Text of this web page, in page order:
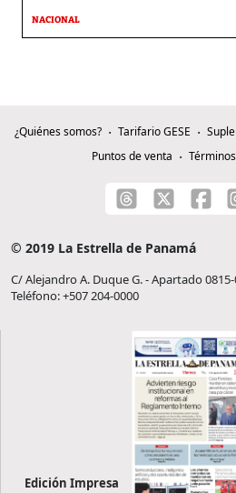
NACIONAL
¿Quiénes somos? Tarifario GESE
Puntos de venta
© 2019 La Estrella de Panamá
C/ Alejandro A. Duque G. - Apartado
Teléfono: +507 204-0000
Edición Impresa